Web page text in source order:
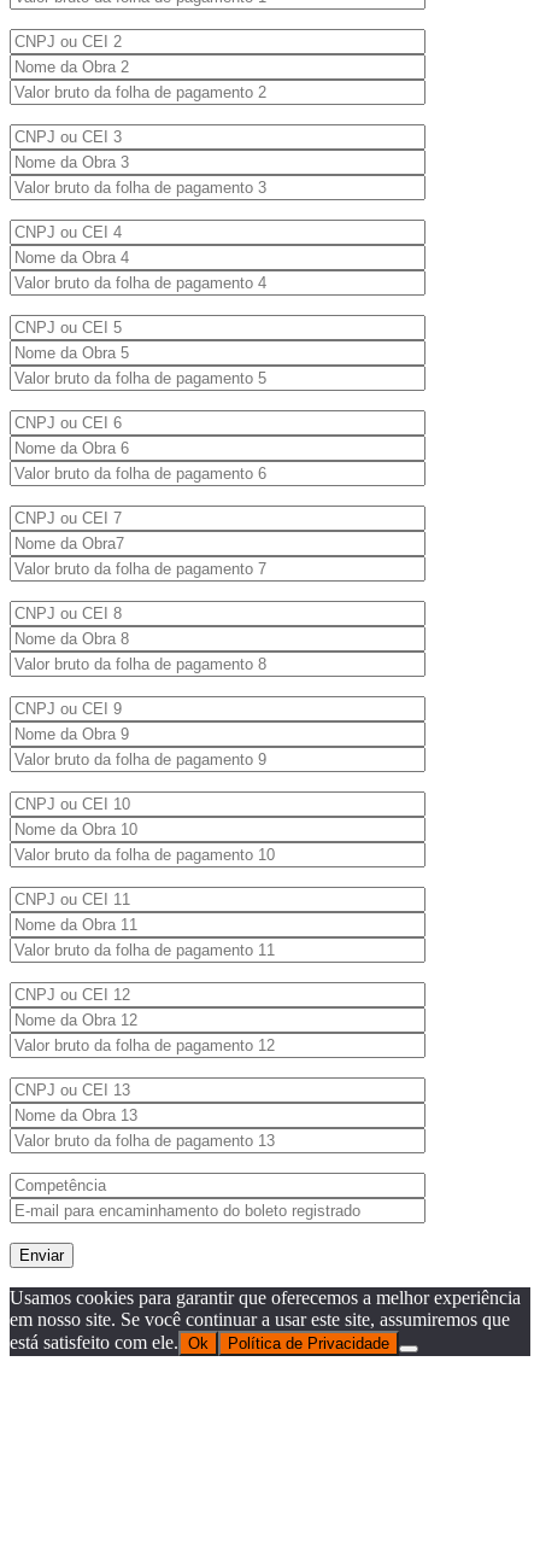
Usamos cookies para garantir que oferecemos a melhor experiência
em nosso site. Se você continuar a usar este site, assumiremos que
está satisfeito com ele. Ok Política de Privacidade